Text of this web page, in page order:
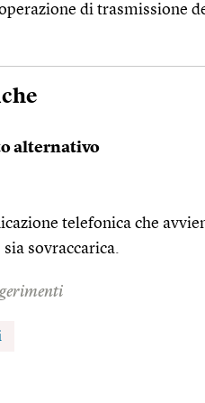
di trasmissione
alternativo
telefonica che
sovraccarica.